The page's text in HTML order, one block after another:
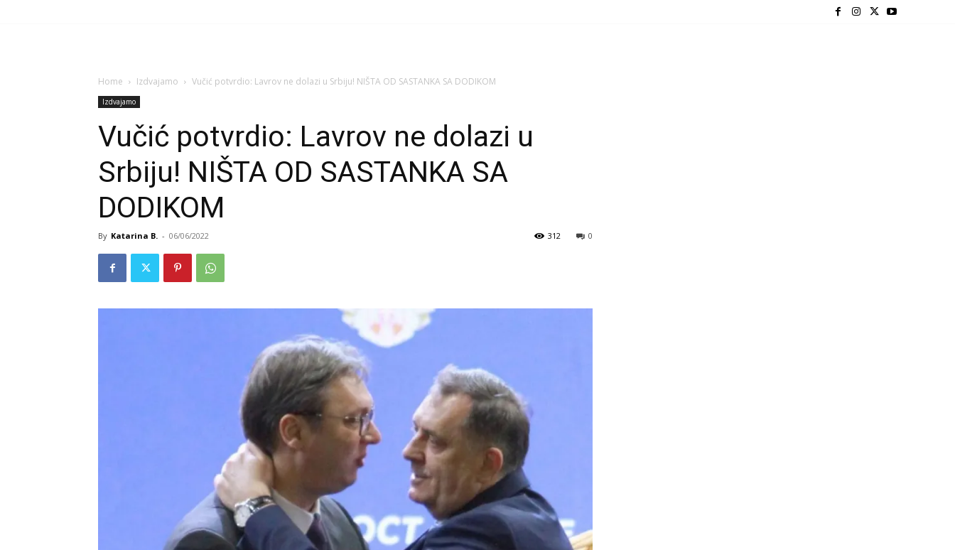
Home Izdvajamo Vučić potvrdio: Lavrov ne dolazi u Srbiju! NIŠTA OD SASTANKA SA DODIKOM
Izdvajamo
Vučić potvrdio: Lavrov ne dolazi u
Srbiju! NIŠTA OD SASTANKA SA
DODIKOM
By Katarina B. - 06/06/2022 0
312